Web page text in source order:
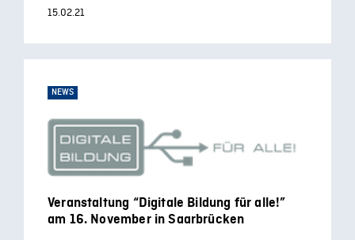
15.02.21
NEWS
Veranstaltung “Digitale Bildung für alle!”
am 16. November in Saarbrücken